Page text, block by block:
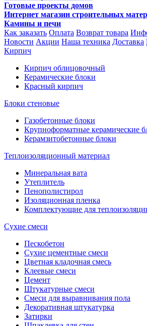
Готовые проекты домов
Интернет магазин строительных
Камины и печи
Как заказать Оплата Возврат товара
Новости Акции Наша техника Доставка
Кирпич
Кирпич облицовочный
Керамические блоки
Красный кирпич
Блоки стеновые
Газобетонные блоки
Крупноформатные керамические
Керамзитобетонные блоки
Теплоизоляционный материал
Минеральная вата
Утеплитель
Пенополистирол
Изоляционная пленка
Комплектующие для
Сухие смеси
Пескобетон
Сухие цементные смеси
Цветная кладочная смесь
Клеевые смеси
Цемент
Штукатурные смеси
Смеси для выравнивания пола
Декоративная штукатурка
Затирки